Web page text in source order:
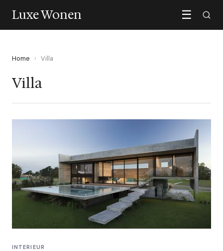
Luxe Wonen ☰
Home › Villa
Villa
INTERIEUR